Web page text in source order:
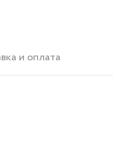
и оплата